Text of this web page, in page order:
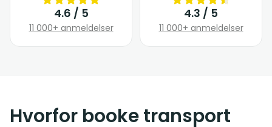
4.6 / 5
11 000+ anmeldelser
4.3 / 5
11 000+ anmeldelser
Hvorfor booke transport